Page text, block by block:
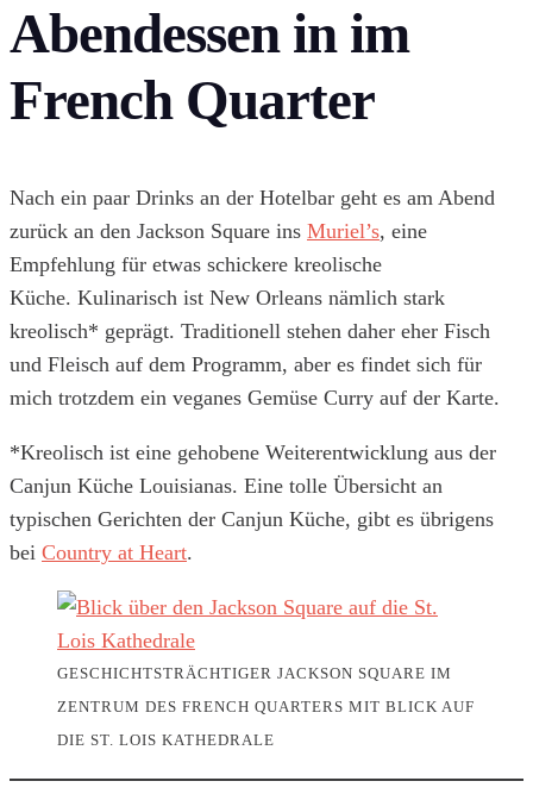
Abendessen in im
French Quarter
Nach ein paar Drinks an der Hotelbar geht es am Abend
zurück an den Jackson Square ins Muriel’s, eine
Empfehlung für etwas schickere kreolische
Küche. Kulinarisch ist New Orleans nämlich stark
kreolisch* geprägt. Traditionell stehen daher eher Fisch
und Fleisch auf dem Programm, aber es findet sich für
mich trotzdem ein veganes Gemüse Curry auf der Karte.
*Kreolisch ist eine gehobene Weiterentwicklung aus der
Canjun Küche Louisianas. Eine tolle Übersicht an
typischen Gerichten der Canjun Küche, gibt es übrigens
bei Country at Heart.
GESCHICHTSTRÄCHTIGER JACKSON SQUARE IM
ZENTRUM DES FRENCH QUARTERS MIT BLICK AUF
DIE ST. LOIS KATHEDRALE